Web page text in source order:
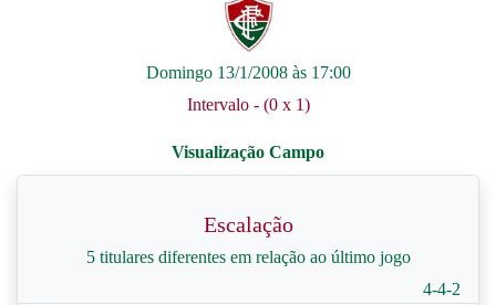
Domingo 13/1/2008 às 17:00
Intervalo - (0 x 1)
Escalação
5 titulares diferentes em relação ao último jogo
4-4-2